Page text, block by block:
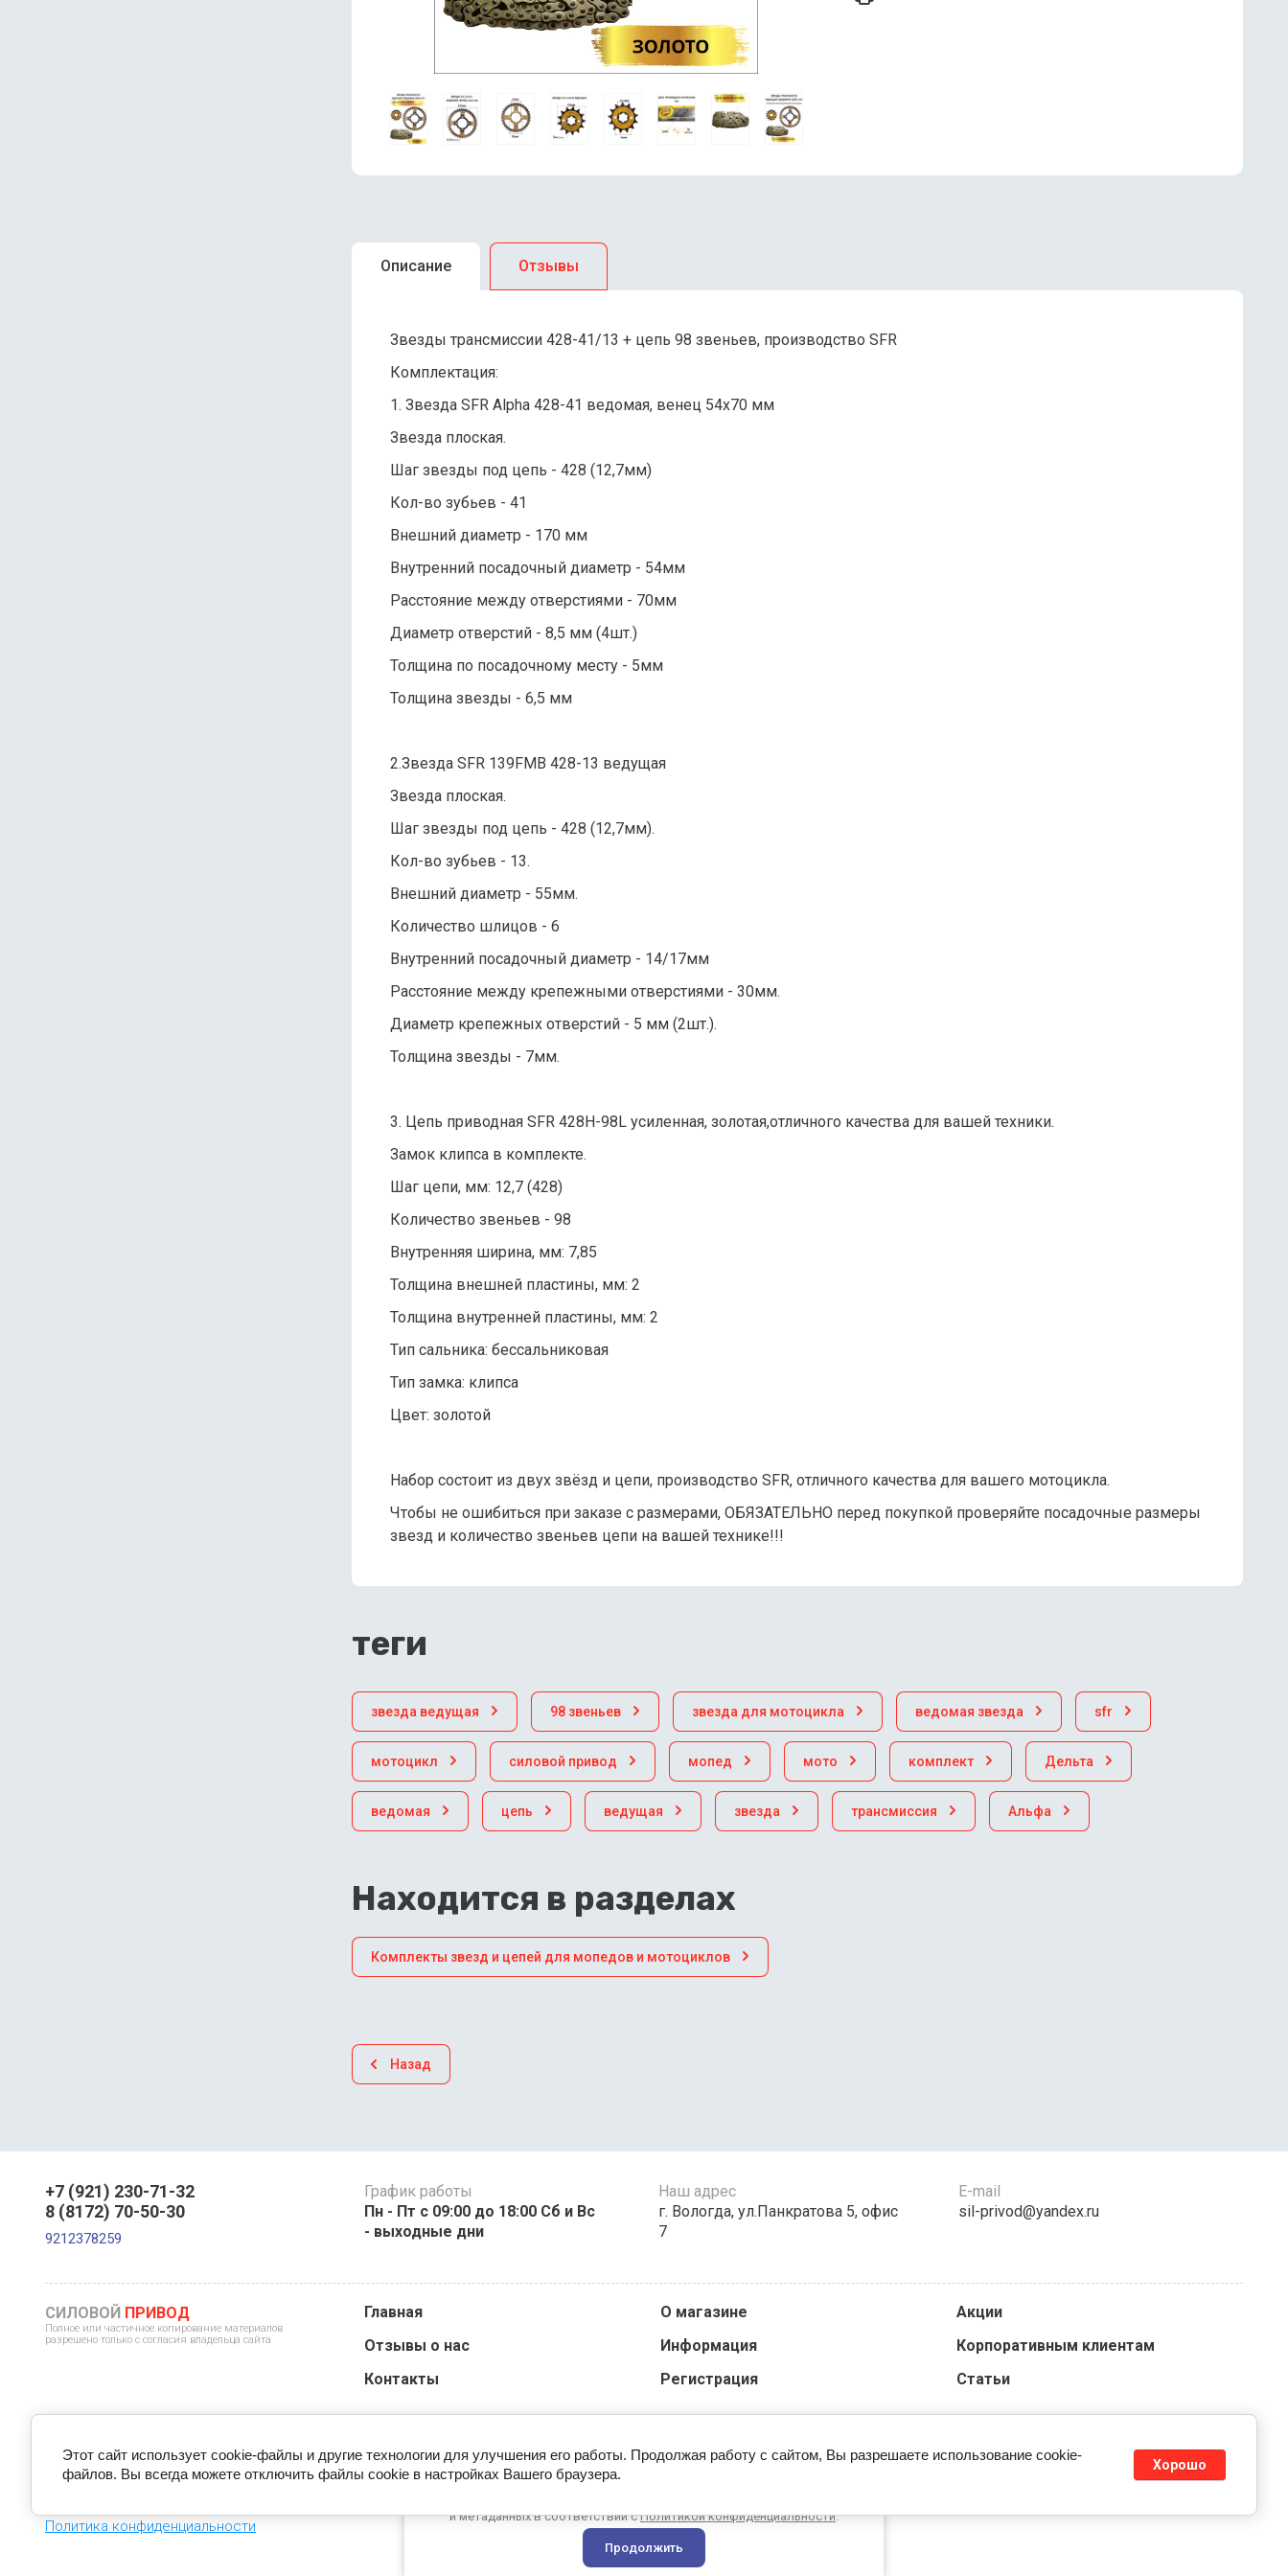
Описание Отзывы
Звезды трансмиссии 428-41/13 + цепь 98 звеньев, производство SFR
Комплектация:
1. Звезда SFR Alpha 428-41 ведомая, венец 54х70 мм
Звезда плоская.
Шаг звезды под цепь - 428 (12,7мм)
Кол-во зубьев - 41
Внешний диаметр - 170 мм
Внутренний посадочный диаметр - 54мм
Расстояние между отверстиями - 70мм
Диаметр отверстий - 8,5 мм (4шт.)
Толщина по посадочному месту - 5мм
Толщина звезды - 6,5 мм
2.Звезда SFR 139FMB 428-13 ведущая
Звезда плоская.
Шаг звезды под цепь - 428 (12,7мм).
Кол-во зубьев - 13.
Внешний диаметр - 55мм.
Количество шлицов - 6
Внутренний посадочный диаметр - 14/17мм
Расстояние между крепежными отверстиями - 30мм.
Диаметр крепежных отверстий - 5 мм (2шт.).
Толщина звезды - 7мм.
3. Цепь приводная SFR 428Н-98L усиленная, золотая,отличного качества для вашей техники.
Замок клипса в комплекте.
Шаг цепи, мм: 12,7 (428)
Количество звеньев - 98
Внутренняя ширина, мм: 7,85
Толщина внешней пластины, мм: 2
Толщина внутренней пластины, мм: 2
Тип сальника: бессальниковая
Тип замка: клипса
Цвет: золотой
Набор состоит из двух звёзд и цепи, производство SFR, отличного качества для вашего мотоцикла.
Чтобы не ошибиться при заказе с размерами, ОБЯЗАТЕЛЬНО перед покупкой проверяйте посадочные размеры
звезд и количество звеньев цепи на вашей технике!!!
теги
звезда ведущая 98 звеньев звезда для мотоцикла ведомая звезда sfr
мотоцикл силовой привод мопед мото комплект Дельта
ведомая цепь ведущая звезда трансмиссия Альфа
Находится в разделах
Комплекты звезд и цепей для мопедов и мотоциклов
Назад
+7 (921) 230-71-32
8 (8172) 70-50-30
9212378259
График работы
Пн - Пт с 09:00 до 18:00 Сб и Вс
- выходные дни
Наш адрес
г. Вологда, ул.Панкратова 5, офис
7
E-mail
sil-privod@yandex.ru
СИЛОВОЙ ПРИВОД
Полное или частичное копирование материалов
разрешено только с согласия владельца сайта
Главная О магазине
Акции
Отзывы о нас
Информация
Корпоративным клиентам
Контакты
Регистрация Статьи
Политика конфиденциальности
и метаданных в соответствии сПолитикой конфиденциальности.
Продолжить
Этот сайт использует cookie-файлы и другие технологии для улучшения его работы. Продолжая работу с сайтом, Вы разрешаете использование cookie-
файлов. Вы всегда можете отключить файлы cookie в настройках Вашего браузера.
Хорошо